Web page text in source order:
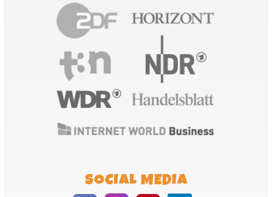
SOCIAL MEDIA